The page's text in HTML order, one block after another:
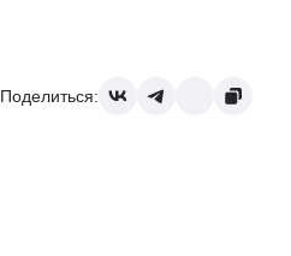
Поделиться: